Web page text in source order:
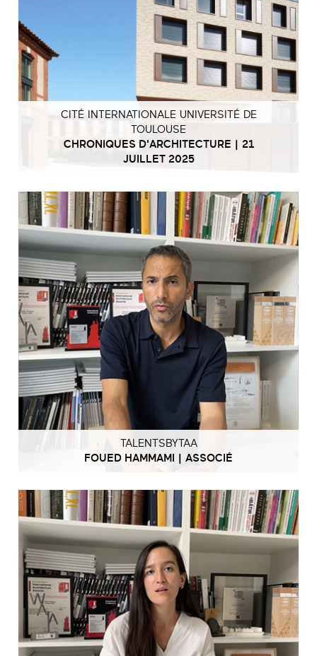
CITÉ INTERNATIONALE UNIVERSITÉ DE
TOULOUSE
CHRONIQUES D'ARCHITECTURE | 21
JUILLET 2025
TALENTSBYTAA
FOUED HAMMAMI | ASSOCIÉ